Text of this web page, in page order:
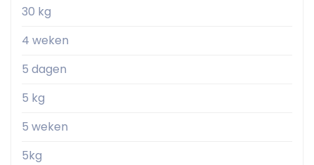
30 kg
4 weken
5 dagen
5 kg
5 weken
5kg